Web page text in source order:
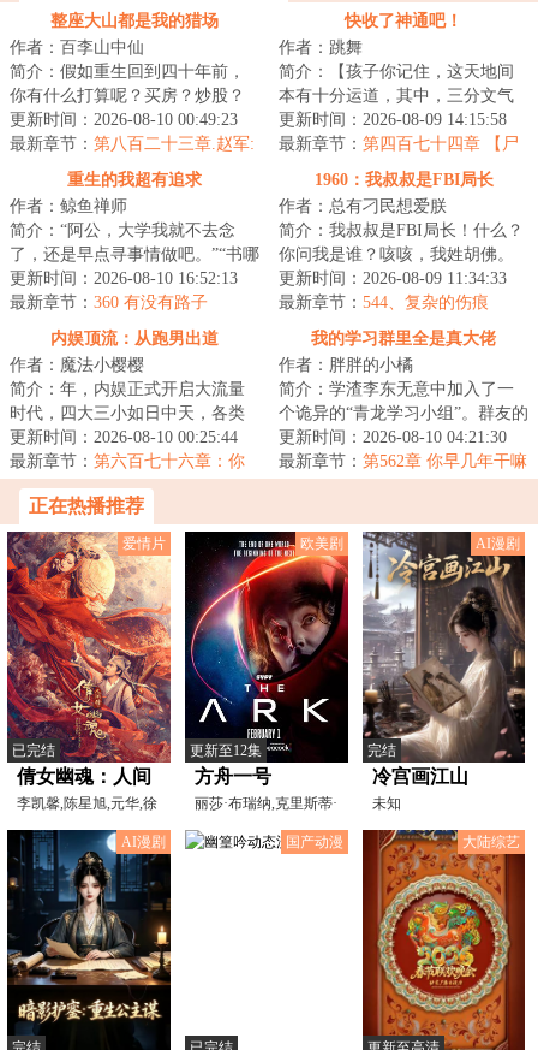
整座大山都是我的猎场
作者：百李山中仙
简介：假如重生回到四十年前，
你有什么打算呢？买房？炒股？
屯古董？捣腾国债卷？……不！
赵军觉得只要自...
更新时间：2026-08-10 00:49:23
最新章节： 第八百二十三章.赵军:
等我抬出二斤参 被骗八万算个屁
快收了神通吧！
作者：跳舞
简介：【孩子你记住，这天地间
本有十分运道，其中，三分文气
七分武，还有一分定乾坤！】
【++……咦？老祖...
更新时间：2026-08-09 14:15:58
最新章节： 第四百七十四章 【尸
重生的我超有追求
作者：鲸鱼禅师
简介：“阿公，大学我就不去念
了，还是早点寻事情做吧。”“书哪
能不念？做人要有追求，念了大
学，就有机...
更新时间：2026-08-10 16:52:13
最新章节： 360 有没有路子
1960：我叔叔是FBI局长
作者：总有刁民想爱朕
简介：我叔叔是FBI局长！什么？
你问我是谁？咳咳，我姓胡佛。
年的初夏，一名侧写师重生在叛
逆青年身上，...
更新时间：2026-08-09 11:34:33
最新章节： 544、复杂的伤痕
内娱顶流：从跑男出道
作者：魔法小樱樱
简介：年，内娱正式开启大流量
时代，四大三小如日中天，各类
小花争奇斗艳，从南韩解约的顾
清，将从国民级...
更新时间：2026-08-10 00:25:44
最新章节： 第六百七十六章：你
打杨蜜、我打热巴？（6.2k）
我的学习群里全是真大佬
作者：胖胖的小橘
简介：学渣李东无意中加入了一
个诡异的“青龙学习小组”。群友的
名字都十分复古，像是什么“艾萨
克·牛顿...
更新时间：2026-08-10 04:21:30
最新章节： 第562章 你早几年干嘛
正在热播推荐
爱情片
已完结
倩女幽魂：人间
情
李凯馨,陈星旭,元华,徐
少强,张致恒
欧美剧
更新至12集
方舟一号
丽莎·布瑞纳,克里斯蒂·
柏克,克里斯蒂娜·
AI漫剧
完结
冷宫画江山
未知
AI漫剧 国产动漫 大陆综艺